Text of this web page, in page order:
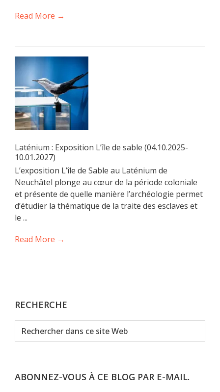
Read More →
Laténium : Exposition L’île de sable (04.10.2025-
10.01.2027)
L’exposition L’île de Sable au Laténium de
Neuchâtel plonge au cœur de la période coloniale
et présente de quelle manière l’archéologie permet
d’étudier la thématique de la traite des esclaves et
le ...
Read More →
RECHERCHE
Rechercher
dans
Web
ABONNEZ-VOUS À CE BLOG PAR E-MAIL.